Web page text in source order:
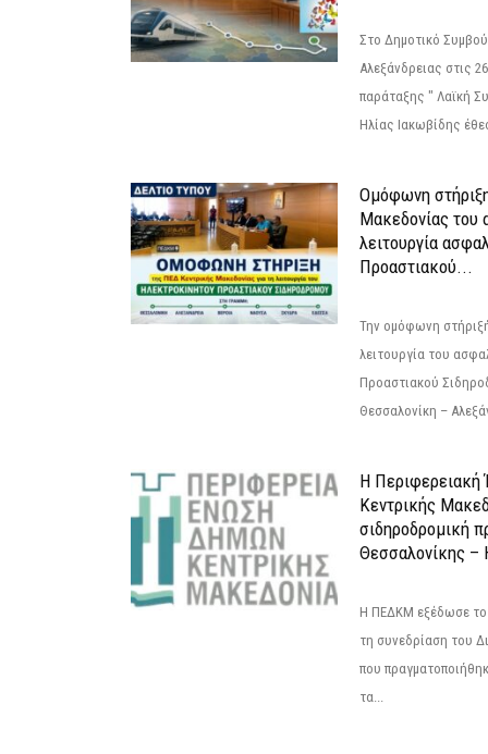
Στο Δημοτικό
Αλεξάνδρειας στις
παράταξης " Λαϊκή
Ηλίας Ιακωβίδης
Ομόφωνη
Μακεδονίας του
λειτουργία
Προαστιακού...
Την ομόφωνη
λειτουργία του
Προαστιακού
Θεσσαλονίκη –
Η
Κεντρικής
σιδηροδρομική
Θεσσαλονίκης –
Η ΠΕΔΚΜ εξέδωσε το
τη συνεδρίαση του
που
τα...